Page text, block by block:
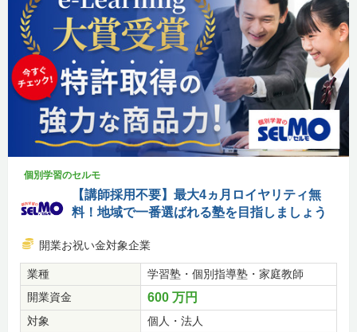
個別学習のセルモ
【講師採用不要】最大4ヵ月ロイヤリティ無
料！地域で一番選ばれる塾を目指しましょう
開業お祝い金対象企業
業種
学習塾・個別指導塾・家庭教師
開業資金
600 万円
対象
個人・法人